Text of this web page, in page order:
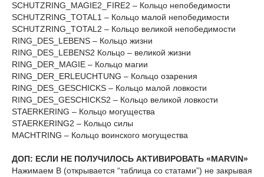
SCHUTZRING_MAGIE2_FIRE2 – Кольцо непобедимости
SCHUTZRING_TOTAL1 – Кольцо малой непобедимости
SCHUTZRING_TOTAL2 – Кольцо великой непобедимости
RING_DES_LEBENS – Кольцо жизни
RING_DES_LEBENS2 Кольцо – великой жизни
RING_DER_MAGIE – Кольцо магии
RING_DER_ERLEUCHTUNG – Кольцо озарения
RING_DES_GESCHICKS – Кольцо малой ловкости
RING_DES_GESCHICKS2 – Кольцо великой ловкости
STAERKERING – Кольцо могущества
STAERKERING2 – Кольцо силы
MACHTRING – Кольцо воинского могущества
ДОП: ЕСЛИ НЕ ПОЛУЧИЛОСЬ АКТИВИРОВАТЬ «MARVIN»
Нажимаем B (открывается “таблица со статами”) не закрывая